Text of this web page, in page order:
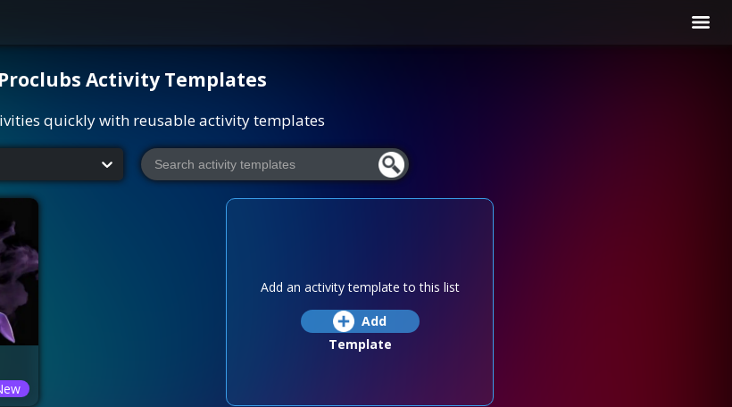
Proclubs Activity Templates
quickly with reusable activity templates
Add an activity template to this list
Add
Template